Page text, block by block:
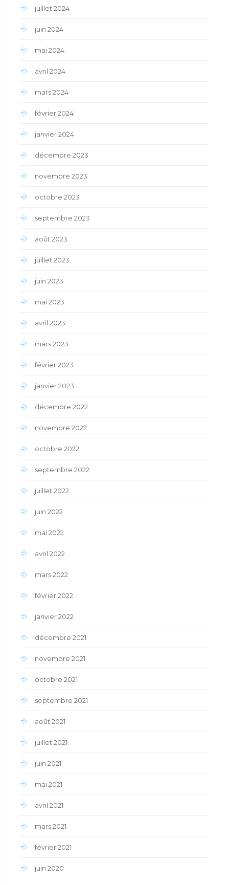
juillet 2024
juin 2024
mai 2024
avril 2024
mars 2024
février 2024
janvier 2024
décembre 2023
novembre 2023
octobre 2023
septembre 2023
août 2023
juillet 2023
juin 2023
mai 2023
avril 2023
mars 2023
février 2023
janvier 2023
décembre 2022
novembre 2022
octobre 2022
septembre 2022
juillet 2022
juin 2022
mai 2022
avril 2022
mars 2022
février 2022
janvier 2022
décembre 2021
novembre 2021
octobre 2021
septembre 2021
août 2021
juillet 2021
juin 2021
mai 2021
avril 2021
mars 2021
février 2021
juin 2020